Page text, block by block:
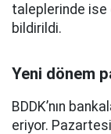
taleplerinde ise
bildirildi.
Yeni dönem
BDDK’nın
eriyor.